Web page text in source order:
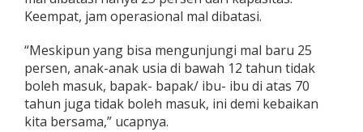
Keempat, jam operasional mal dibatasi.
“Meskipun yang bisa mengunjungi mal baru 25
persen, anak-anak usia di bawah 12 tahun tidak
boleh masuk, bapak- bapak/ ibu- ibu di atas 70
tahun juga tidak boleh masuk, ini demi kebaikan
kita bersama,” ucapnya.